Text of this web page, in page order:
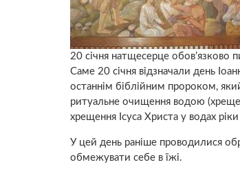
20 січня натщесерце обов’язково
Саме 20 січня відзначали день
останнім біблійним пророком,
ритуальне очищення водою
хрещення Ісуса Христа у водах
У цей день раніше проводилися
обмежувати себе в їжі.